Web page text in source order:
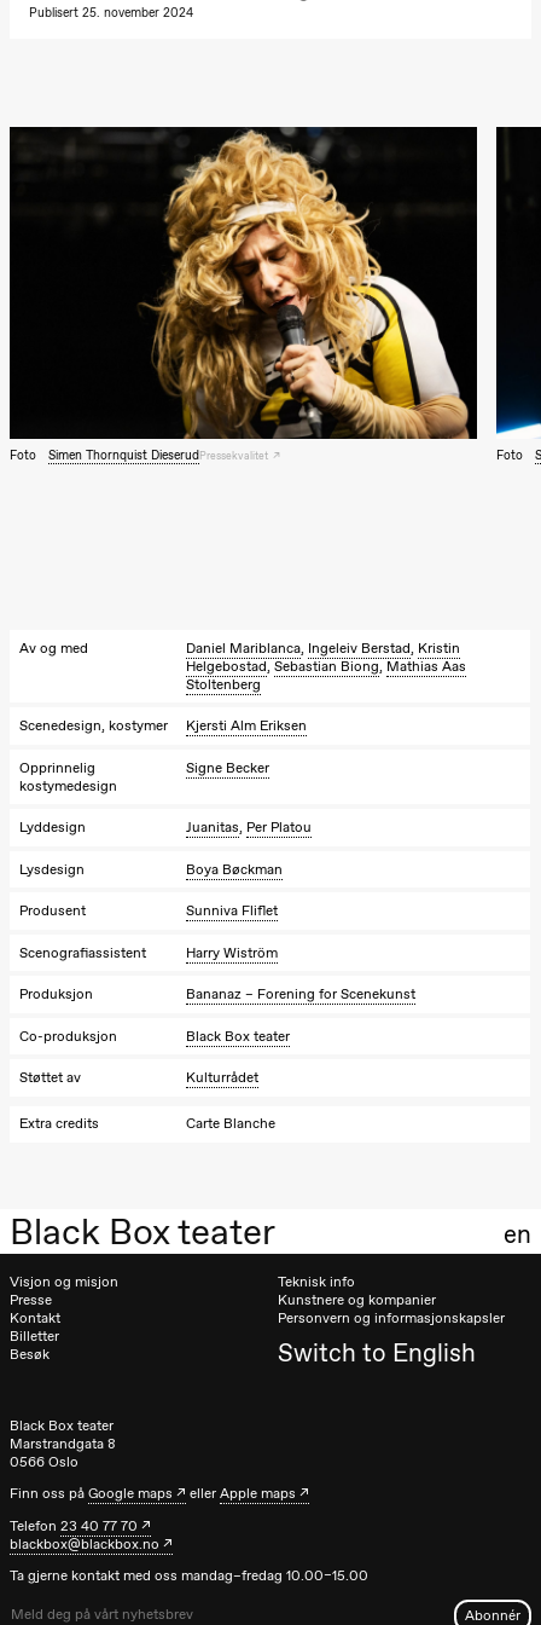
Kylén Collins
(Black Box
Store scene
(Black Box
The Elsa
Hausmania
Lørdag 28. november
The Elsa
Søndag 29. november
19.00
Ilse Ghekiere
Project
Black Box teater en
Publisert 25. november 2024
Foto Simen Thornquist DieserudPressekvalitet Foto
Av og med Daniel Mariblanca, Ingeleiv Berstad, Kristin
Helgebostad,Sebastian Biong, Mathias Aas
Stoltenberg
Scenedesign, kostymer Kjersti Alm Eriksen
Opprinnelig
kostymedesign
Signe Becker
Lyddesign Juanitas, Per Platou
Lysdesign Boya Bøckman
Produsent Sunniva Fliflet
Scenografiassistent Harry Wiström
Produksjon Bananaz – Forening for Scenekunst
Co-produksjon Black Box teater
Støttet av Kulturrådet
Extra credits Carte Blanche
Visjon og misjon
Presse
Kontakt
Billetter
Besøk
Teknisk info
Kunstnere og kompanier
Personvern og informasjonskapsler
Switch to English
Black Box teater
Marstrandgata 8
0566 Oslo
Finn oss påGoogle maps ellerApple maps
Telefon23 40 77 70
blackbox@blackbox.no
Ta gjerne kontakt med oss mandag–fredag 10.00–15.00